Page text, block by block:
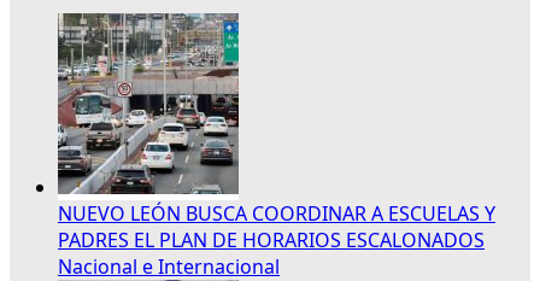
NUEVO LEÓN BUSCA COORDINAR A ESCUELAS Y
PADRES EL PLAN DE HORARIOS ESCALONADOS
Nacional e Internacional